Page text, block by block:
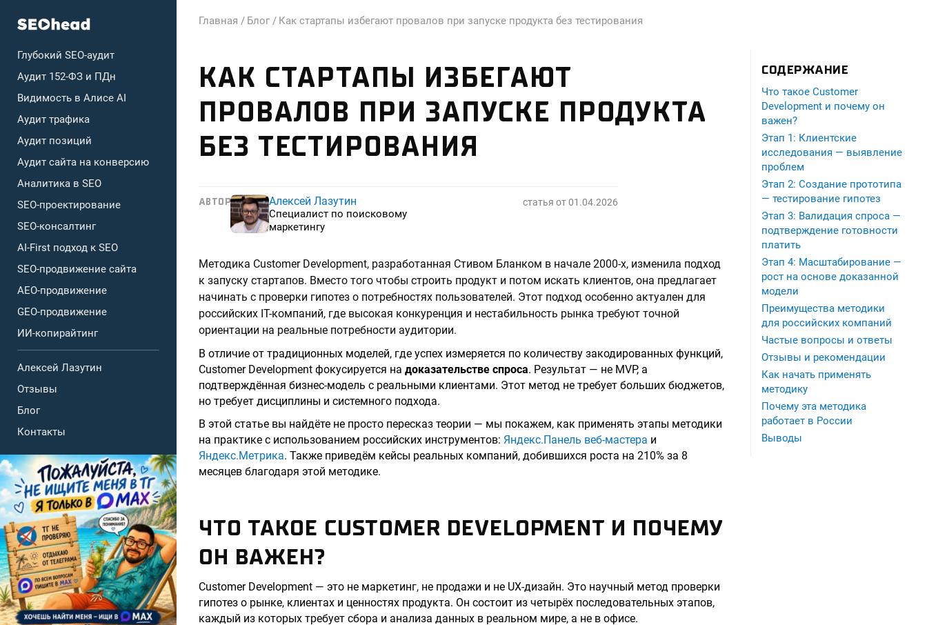
Глубокий SEO-аудит
Аудит 152-ФЗ и ПДн
Видимость в Алисе AI
Аудит трафика
Аудит позиций
Аудит сайта на конверсию
Аналитика в SEO
SEO-проектирование
SEO-консалтинг
AI-First подход к SEO
SEO-продвижение сайта
AEO-продвижение
GEO-продвижение
ИИ-копирайтинг
Алексей Лазутин
Отзывы
Блог
Контакты
Главная / Блог / Как стартапы избегают провалов при запуске продукта без тестирования
КАК СТАРТАПЫ ИЗБЕГАЮТ
ПРОВАЛОВ ПРИ ЗАПУСКЕ ПРОДУКТА
БЕЗ ТЕСТИРОВАНИЯ
АВТОР статья от01.04.2026
Алексей Лазутин
Специалист по поисковому
маркетингу
Методика Customer Development, разработанная Стивом Бланком в начале 2000-х, изменила подход
к запуску стартапов. Вместо того чтобы строить продукт и потом искать клиентов, она предлагает
начинать с проверки гипотез о потребностях пользователей. Этот подход особенно актуален для
российских IT-компаний, где высокая конкуренция и нестабильность рынка требуют точной
ориентации на реальные потребности аудитории.
В отличие от традиционных моделей, где успех измеряется по количеству закодированных функций,
Customer Development фокусируется на доказательстве спроса. Результат — не MVP, а
подтверждённая бизнес-модель с реальными клиентами. Этот метод не требует больших бюджетов,
но требует дисциплины и системного подхода.
В этой статье вы найдёте не просто пересказ теории — мы покажем, как применять этапы методики
на практике с использованием российских инструментов: Яндекс.Панель веб-мастера и
Яндекс.Метрика. Также приведём кейсы реальных компаний, добившихся роста на 210% за 8
месяцев благодаря этой методике.
ЧТО ТАКОЕ CUSTOMER DEVELOPMENT И ПОЧЕМУ
ОН ВАЖЕН?
Customer Development — это не маркетинг, не продажи и не UX-дизайн. Это научный метод проверки
гипотез о рынке, клиентах и ценностях продукта. Он состоит из четырёх последовательных этапов,
каждый из которых требует сбора и анализа данных в реальном мире, а не в офисе.
СОДЕРЖАНИЕ
Что такое Customer
Development и почему он
важен?
Этап 1: Клиентские
исследования — выявление
проблем
Этап 2: Создание прототипа
— тестирование гипотез
Этап 3: Валидация спроса —
подтверждение готовности
платить
Этап 4: Масштабирование —
рост на основе доказанной
модели
Преимущества методики
для российских компаний
Частые вопросы и ответы
Отзывы и рекомендации
Как начать применять
методику
Почему эта методика
работает в России
Выводы